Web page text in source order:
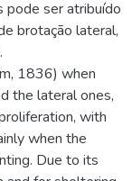
pode ser atribuído
brotação lateral,
1836) when
the lateral ones,
with
when the
Due to its